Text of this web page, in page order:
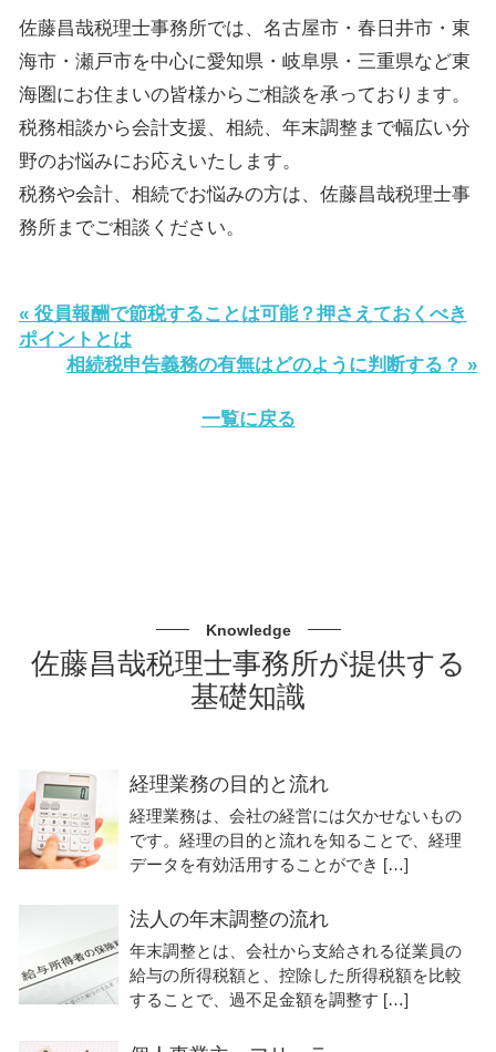
佐藤昌哉税理士事務所では、名古屋市・春日井市・東
海市・瀬戸市を中心に愛知県・岐阜県・三重県など東
海圏にお住まいの皆様からご相談を承っております。
税務相談から会計支援、相続、年末調整まで幅広い分
野のお悩みにお応えいたします。
税務や会計、相続でお悩みの方は、佐藤昌哉税理士事
務所までご相談ください。
« 役員報酬で節税することは可能？押さえておくべき
ポイントとは
相続税申告義務の有無はどのように判断する？ »
一覧に戻る
Knowledge
佐藤昌哉税理士事務所が提供する
基礎知識
経理業務の目的と流れ
経理業務は、会社の経営には欠かせないもの
です。経理の目的と流れを知ることで、経理
データを有効活用することができ […]
法人の年末調整の流れ
年末調整とは、会社から支給される従業員の
給与の所得税額と、控除した所得税額を比較
することで、過不足金額を調整す […]